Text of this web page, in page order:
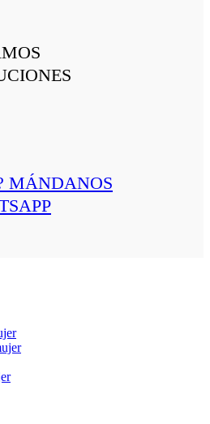
MÁNDANOS